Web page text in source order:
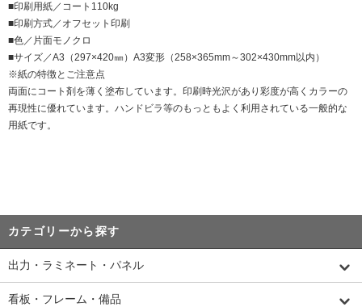
■印刷用紙／コート110kg
■印刷方式／オフセット印刷
■色／片面モノクロ
■サイズ／A3（297×420㎜）A3変形（258×365mm～302×430mm以内）
※紙の特徴とご注意点
両面にコート剤を薄く塗布しています。印刷時光沢があり彩度が高くカラーの
再現性に優れています。ハンドビラ等のもっともよく利用されている一般的な
用紙です。
カテゴリーから探す
出力・ラミネート・パネル
看板・フレーム・備品